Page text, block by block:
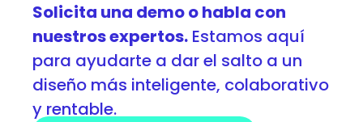
Solicita una demo o habla con
nuestros expertos. Estamos aquí
para ayudarte a dar el salto a un
diseño más inteligente, colaborativo
y rentable.